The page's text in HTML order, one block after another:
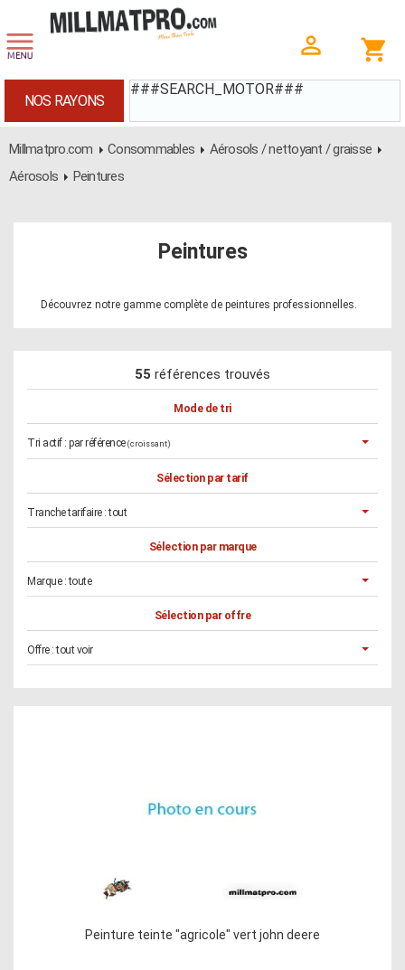
###SEARCH_MOTOR###
NOS RAYONS
Millmatpro.com Consommables
Aérosols / nettoyant / graisse
Aérosols
Peintures
Peintures
Découvrez notre gamme complète de peintures professionnelles.
55 références trouvés
Mode de tri
Tri actif : par référence (croissant)
Sélection par tarif
Tranche tarifaire :tout
Sélection par marque
Marque :toute
Sélection par offre
Offre :tout voir
Peinture teinte "agricole" vert john deere